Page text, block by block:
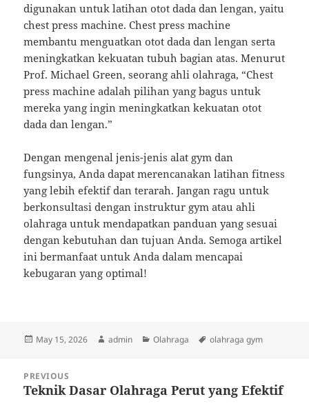
digunakan untuk latihan otot dada dan lengan, yaitu
chest press machine. Chest press machine
membantu menguatkan otot dada dan lengan serta
meningkatkan kekuatan tubuh bagian atas. Menurut
Prof. Michael Green, seorang ahli olahraga, “Chest
press machine adalah pilihan yang bagus untuk
mereka yang ingin meningkatkan kekuatan otot
dada dan lengan.”
Dengan mengenal jenis-jenis alat gym dan
fungsinya, Anda dapat merencanakan latihan fitness
yang lebih efektif dan terarah. Jangan ragu untuk
berkonsultasi dengan instruktur gym atau ahli
olahraga untuk mendapatkan panduan yang sesuai
dengan kebutuhan dan tujuan Anda. Semoga artikel
ini bermanfaat untuk Anda dalam mencapai
kebugaran yang optimal!
Posted
May 15, 2026 Author
admin Categories
Olahraga Tags
olahraga gym
navigation
PREVIOUS
Previous
Teknik Dasar Olahraga Perut yang Efektif